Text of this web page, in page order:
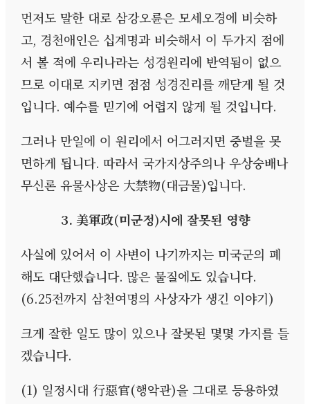
먼저도 말한 대로 삼강오륜은 모세오경에 비슷하
고, 경천애인은 십계명과 비슷해서 이 두가지 점에
서 볼 적에 우리나라는 성경원리에 반역됨이 없으
므로 이대로 지키면 점점 성경진리를 깨닫게 될 것
입니다. 예수를 믿기에 어렵지 않게 될 것입니다.
그러나 만일에 이 원리에서 어그러지면 중벌을 못
면하게 됩니다. 따라서 국가지상주의나 우상숭배나
무신론 유물사상은 大禁物(대금물)입니다.
3. 美軍政(미군정)시에 잘못된 영향
사실에 있어서 이 사변이 나기까지는 미국군의 폐
해도 대단했습니다. 많은 물질에도 있습니다.
(6.25전까지 삼천여명의 사상자가 생긴 이야기)
크게 잘한 일도 많이 있으나 잘못된 몇몇 가지를 들
겠습니다.
(1) 일정시대 行惡官(행악관)을 그대로 등용하였